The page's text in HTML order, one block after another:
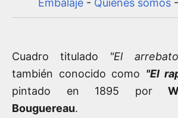
Cuadro titulado "El
también conocido como "El
pintado en 1895 por
Bouguereau.